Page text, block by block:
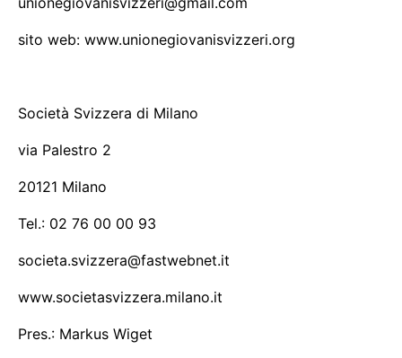
sito web: www.unionegiovanisvizzeri.org
Società Svizzera di Milano
via Palestro 2
20121 Milano
Tel.: 02 76 00 00 93
societa.svizzera@fastwebnet.it
www.societasvizzera.milano.it
Pres.: Markus Wiget